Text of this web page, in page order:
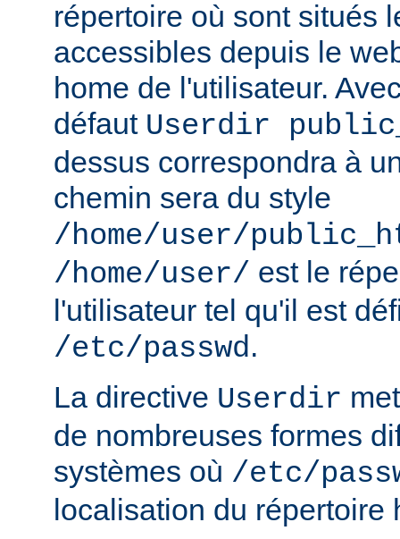
répertoire où sont situés
accessibles depuis le
home de l'utilisateur.
défaut Userdir
dessus correspondra à
chemin sera du style
/home/user/
/home/user/ est le
l'utilisateur tel qu'il est
/etc/passwd.
La directive Userdir
de nombreuses formes
systèmes où /etc/
localisation du répertoire